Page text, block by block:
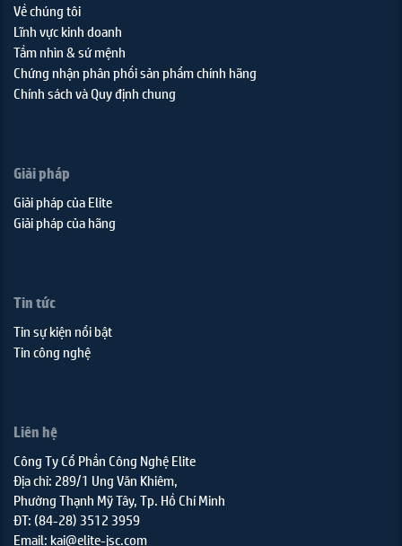
Về chúng tôi
Lĩnh vực kinh doanh
Tầm nhìn & sứ mệnh
Chứng nhận phân phối sản phẩm chính hãng
Chính sách và Quy định chung
Giải pháp
Giải pháp của Elite
Giải pháp của hãng
Tin tức
Tin sự kiện nổi bật
Tin công nghệ
Liên hệ
Công Ty Cổ Phần Công Nghệ Elite
Địa chỉ: 289/1 Ung Văn Khiêm,
Phường Thạnh Mỹ Tây, Tp. Hồ Chí Minh
ĐT: (84-28) 3512 3959
Email: kai@elite-jsc.com